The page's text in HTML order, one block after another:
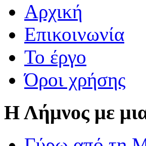
Αρχική
Επικοινωνία
Το έργο
Όροι χρήσης
Η Λήμνος με